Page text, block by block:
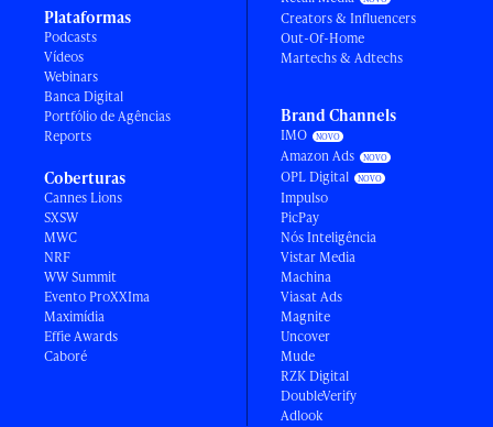
Plataformas
Podcasts
Vídeos
Webinars
Banca Digital
Portfólio de Agências
Reports
Coberturas
Cannes Lions
SXSW
MWC
NRF
WW Summit
Evento ProXXIma
Maximídia
Effie Awards
Caboré
Creators & Influencers
Out-Of-Home
Martechs & Adtechs
Brand Channels
IMO
Amazon Ads
OPL Digital
Impulso
PicPay
Nós Inteligência
Vistar Media
Machina
Viasat Ads
Magnite
Uncover
Mude
RZK Digital
DoubleVerify
Adlook